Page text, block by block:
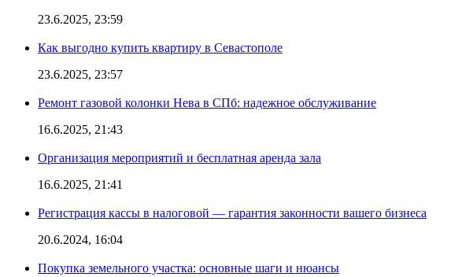
23.6.2025, 23:59
Как выгодно купить квартиру в Севастополе
23.6.2025, 23:57
Ремонт газовой колонки Нева в СПб: надежное обслуживание
16.6.2025, 21:43
Организация мероприятий и бесплатная аренда зала
16.6.2025, 21:41
Регистрация кассы в налоговой — гарантия законности вашего бизнеса
20.6.2024, 16:04
Покупка земельного участка: основные шаги и нюансы